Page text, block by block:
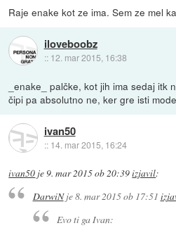
Raje enake kot ze ima. Sem ze mel
iloveboobz
:: 12. mar 2015, 16:38
_enake_ palčke, kot jih ima sedaj itk
čipi pa absolutno ne, ker gre isti
ivan50
:: 14. mar 2015, 16:24
ivan50 je9. mar 2015 ob 20:39izjavil:
DarwiNje8. mar 2015 ob 17:51
Evo ti ga Ivan: